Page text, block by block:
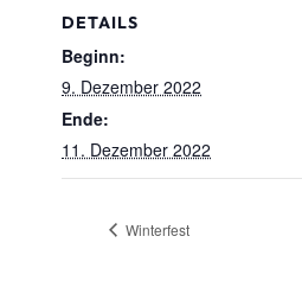
DETAILS
Beginn:
9. Dezember 2022
Ende:
11. Dezember 2022
Winterfest